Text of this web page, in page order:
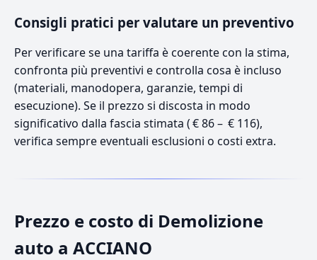
Consigli pratici per valutare un preventivo
Per verificare se una tariffa è coerente con la stima,
confronta più preventivi e controlla cosa è incluso
(materiali, manodopera, garanzie, tempi di
esecuzione). Se il prezzo si discosta in modo
significativo dalla fascia stimata ( € 86 – € 116),
verifica sempre eventuali esclusioni o costi extra.
Prezzo e costo di Demolizione
auto a ACCIANO